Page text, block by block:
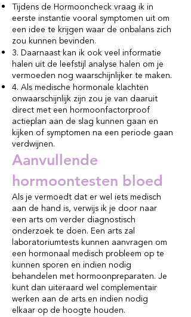
Tijdens de Hormooncheck vraag ik in
eerste instantie vooral symptomen uit om
een idee te krijgen waar de onbalans zich
zou kunnen bevinden.
3. Daarnaast kan ik ook veel informatie
halen uit de leefstijl analyse halen om je
vermoeden nog waarschijnlijker te maken.
4. Als medische hormonale klachten
onwaarschijnlijk zijn zou je van daaruit
direct met een hormoonfactorproof
actieplan aan de slag kunnen gaan en
kijken of symptomen na een periode gaan
verdwijnen.
Aanvullende
hormoontesten bloed
Als je vermoedt dat er wel iets medisch
aan de hand is, verwijs ik je door naar
een arts om verder diagnostisch
onderzoek te doen. Een arts zal
laboratoriumtests kunnen aanvragen om
een hormonaal medisch probleem op te
kunnen sporen en indien nodig
behandelen met hormoonpreparaten. Je
kunt dan uiteraard wel complementair
werken aan de arts en indien nodig
elkaar op de hoogte houden.